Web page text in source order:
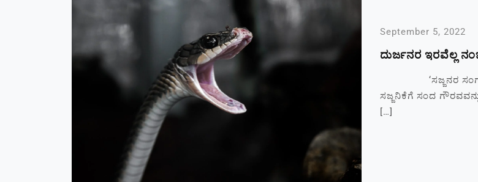
September 5, 2022
ದುರ್ಜನರ ಇರವೆಲ್ಲ
‘ಸಜ್ಜನರ ಸಂಗವದು
ಸಜ್ಜನಿಕೆಗೆ ಸಂದ
[…]